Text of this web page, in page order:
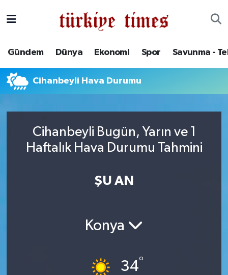
Gündem Dünya Ekonomi Spor Savunma -
Cihanbeyli Hava Durumu
Cihanbeyli Bugün, Yarın ve 1
Haftalık Hava Durumu Tahmini
ŞU AN
Konya
34°
Savunma - Teknoloji
Son Dakika Haberleri